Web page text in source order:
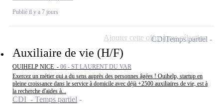
Publié il y a 7 jours
Auxiliaire de vie (H/F)
OUIHELP NICE - 06 - ST LAURENT DU VAR
Exercez un métier qui a du sens auprès des personnes âgées ! Ouihelp, startup en
pleine croissance dans le service à domicile avec déjà +2500 auxiliaires de vie, est à
la recherche d'aides à...
CDI - Temps partiel
CDITemps partiel
Ajouter cette offre à ma sélection